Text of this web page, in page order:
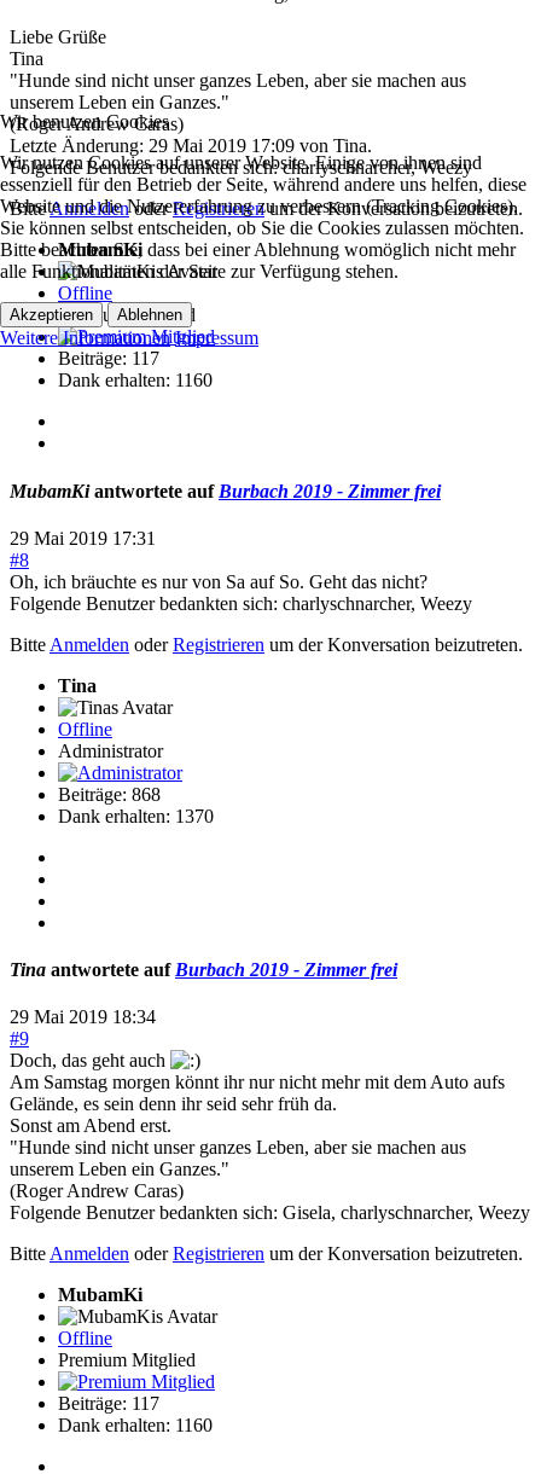
Liebe Grüße
Tina
"Hunde sind nicht unser ganzes Leben, aber sie machen aus
unserem Leben ein Ganzes."
(Roger Andrew Caras)
Letzte Änderung: 29 Mai 2019 17:09 von Tina.
Folgende Benutzer bedankten sich:charlyschnarcher,Weezy
BitteAnmeldenoderRegistrierenum der Konversation beizutreten.
MubamKi
Offline
Premium Mitglied
Beiträge: 117
Dank erhalten: 1160
MubamKiantwortete auf Burbach 2019 - Zimmer frei
29 Mai 2019 17:31
#8
Oh, ich bräuchte es nur von Sa auf So. Geht das nicht?
Folgende Benutzer bedankten sich: charlyschnarcher, Weezy
Bitte Anmelden oderRegistrieren um der Konversation beizutreten.
Tina
Offline
Administrator
Beiträge: 868
Dank erhalten: 1370
Tina antwortete auf Burbach 2019 - Zimmer frei
29 Mai 2019 18:34
#9
Doch, das geht auch
Am Samstag morgen könnt ihr nur nicht mehr mit dem Auto aufs
Gelände, es sein denn ihr seid sehr früh da.
Sonst am Abend erst.
"Hunde sind nicht unser ganzes Leben, aber sie machen aus
unserem Leben ein Ganzes."
(Roger Andrew Caras)
Folgende Benutzer bedankten sich: Gisela, charlyschnarcher, Weezy
BitteAnmelden oderRegistrieren um der Konversation beizutreten.
MubamKi
Offline
Premium Mitglied
Beiträge: 117
Dank erhalten: 1160
Wir benutzen Cookies
Wir nutzen Cookies auf unserer Website. Einige von ihnen sind
essenziell für den Betrieb der Seite, während andere uns helfen, diese
Website und die Nutzererfahrung zu verbessern (Tracking Cookies).
Sie können selbst entscheiden, ob Sie die Cookies zulassen möchten.
Bitte beachten Sie, dass bei einer Ablehnung womöglich nicht mehr
alle Funktionalitäten der Seite zur Verfügung stehen.
Akzeptieren Ablehnen
Weitere Informationen Impressum